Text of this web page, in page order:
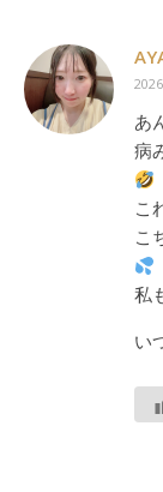
あ
病
こ
こ
私
い